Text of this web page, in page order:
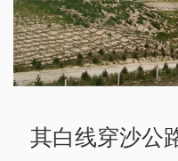
其白线穿沙公